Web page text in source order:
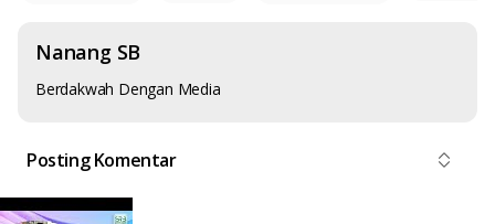
Nanang SB
Berdakwah Dengan Media
Posting Komentar